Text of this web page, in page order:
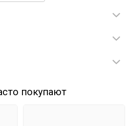
покупают